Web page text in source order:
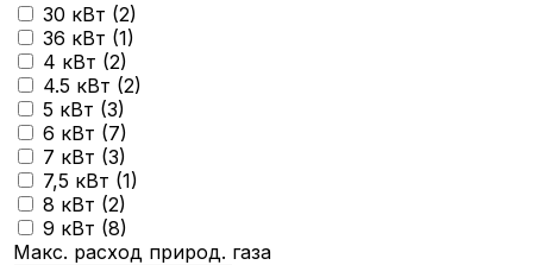
30 кВт (2)
36 кВт (1)
4 кВт (2)
4.5 кВт (2)
5 кВт (3)
6 кВт (7)
7 кВт (3)
7,5 кВт (1)
8 кВт (2)
9 кВт (8)
Макс. расход природ. газа